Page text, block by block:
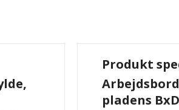
Produkt
pladens